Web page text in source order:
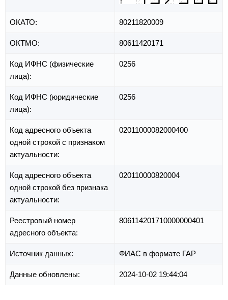
ОКАТО: 80211820009
ОКТМО: 80611420171
Код ИФНС (физические
лица):
0256
Код ИФНС (юридические
лица):
0256
Код адресного объекта
одной строкой с признаком
актуальности:
02011000082000400
Код адресного объекта
одной строкой без признака
актуальности:
020110000820004
Реестровый номер
адресного объекта:
806114201710000000401
Источник данных: ФИАС в формате ГАР
Данные обновлены: 2024-10-02 19:44:04